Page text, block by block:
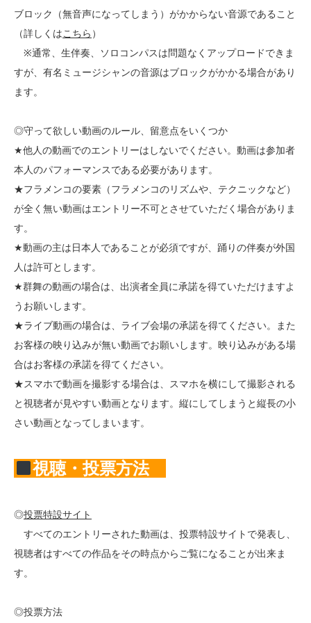
ブロック（無音声になってしまう）がかからない音源であること
（詳しくはこちら ）
※通常、生伴奏、ソロコンパスは問題なくアップロードできま
すが、有名ミュージシャンの音源はブロックがかかる場合があり
ます。
◎守って欲しい動画のルール、留意点をいくつか
★他人の動画でのエントリーはしないでください。動画は参加者
本人のパフォーマンスである必要があります。
★フラメンコの要素（フラメンコのリズムや、テクニックなど）
が全く無い動画はエントリー不可とさせていただく場合がありま
す。
★動画の主は日本人であることが必須ですが、踊りの伴奏が外国
人は許可とします。
★群舞の動画の場合は、出演者全員に承諾を得ていただけますよ
うお願いします。
★ライブ動画の場合は、ライブ会場の承諾を得てください。また
お客様の映り込みが無い動画でお願いします。映り込みがある場
合はお客様の承諾を得てください。
★スマホで動画を撮影する場合は、スマホを横にして撮影される
と視聴者が見やすい動画となります。縦にしてしまうと縦長の小
さい動画となってしまいます。
視聴・投票方法
◎投票特設サイト
すべてのエントリーされた動画は、投票特設サイトで発表し、
視聴者はすべての作品をその時点からご覧になることが出来ま
す。
◎投票方法